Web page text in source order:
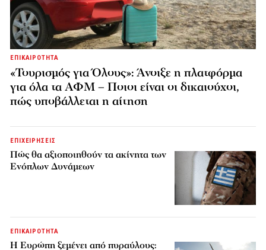
ΕΠΙΚΑΙΡΟΤΗΤΑ
«Τουρισμός για Όλους»: Άνοιξε η πλατφόρμα
για όλα τα ΑΦΜ – Ποιοι είναι οι δικαιούχοι,
πώς υποβάλλεται η αίτηση
ΕΠΙΧΕΙΡΗΣΕΙΣ
Πώς θα αξιοποιηθούν τα ακίνητα των
Ενόπλων Δυνάμεων
ΕΠΙΚΑΙΡΟΤΗΤΑ
H Ευρώπη ξεμένει από πυραύλους: